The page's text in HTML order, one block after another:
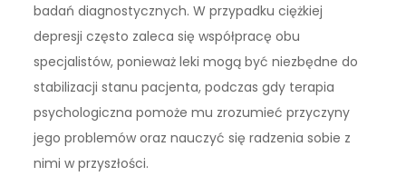
badań diagnostycznych. W przypadku ciężkiej
depresji często zaleca się współpracę obu
specjalistów, ponieważ leki mogą być niezbędne do
stabilizacji stanu pacjenta, podczas gdy terapia
psychologiczna pomoże mu zrozumieć przyczyny
jego problemów oraz nauczyć się radzenia sobie z
nimi w przyszłości.